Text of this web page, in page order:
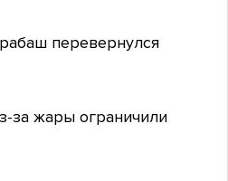
перевернулся
за жары ограничили